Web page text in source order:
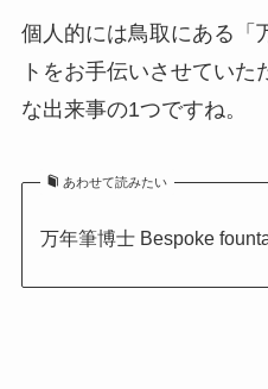
個人的には鳥取にある「
トをお手伝いさせていた
な出来事の1つですね。
あわせて読みたい
万年筆博士 Bespoke